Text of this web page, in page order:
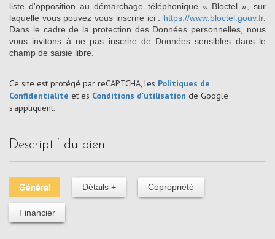
liste d'opposition au démarchage téléphonique « Bloctel », sur
laquelle vous pouvez vous inscrire ici : https://www.bloctel.gouv.fr.
Dans le cadre de la protection des Données personnelles, nous
vous invitons à ne pas inscrire de Données sensibles dans le
champ de saisie libre.
Ce site est protégé par reCAPTCHA, les Politiques de
Confidentialité et es Conditions d'utilisation de Google
s'appliquent.
descriptif du bien
Général Détails + Copropriété
Financier